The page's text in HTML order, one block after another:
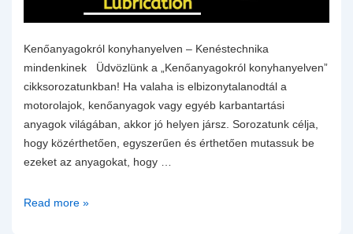
Kenőanyagokról konyhanyelven – Kenéstechnika
mindenkinek Üdvözlünk a „Kenőanyagokról konyhanyelven”
cikksorozatunkban! Ha valaha is elbizonytalanodtál a
motorolajok, kenőanyagok vagy egyéb karbantartási
anyagok világában, akkor jó helyen jársz. Sorozatunk célja,
hogy közérthetően, egyszerűen és érthetően mutassuk be
ezeket az anyagokat, hogy …
Motorolaj
Read more »